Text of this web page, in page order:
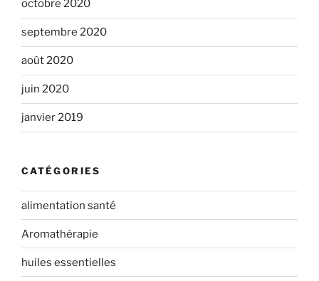
octobre 2020
septembre 2020
août 2020
juin 2020
janvier 2019
CATÉGORIES
alimentation santé
Aromathérapie
huiles essentielles